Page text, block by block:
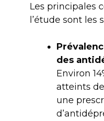
Les principales
l’étude sont les
des
Environ
atteints
une